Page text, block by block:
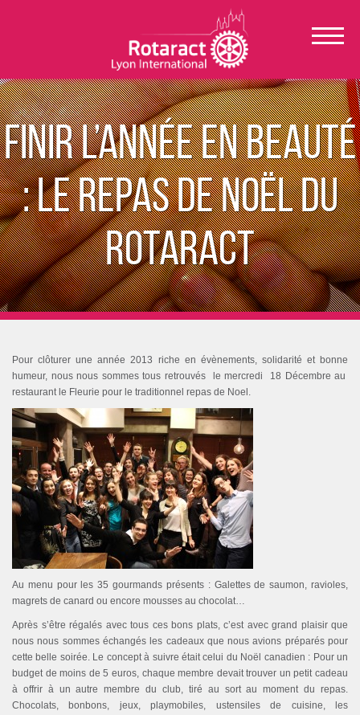
Finir l’année en beauté
: le Repas de Noël du
Rotaract
Pour clôturer une année 2013 riche en évènements, solidarité et bonne
humeur, nous nous sommes tous retrouvés le mercredi 18 Décembre au
restaurant le Fleurie pour le traditionnel repas de Noel.
Au menu pour les 35 gourmands présents : Galettes de saumon, ravioles,
magrets de canard ou encore mousses au chocolat…
Après s’être régalés avec tous ces bons plats, c’est avec grand plaisir que
nous nous sommes échangés les cadeaux que nous avions préparés pour
cette belle soirée. Le concept à suivre était celui du Noël canadien : Pour un
budget de moins de 5 euros, chaque membre devait trouver un petit cadeau
à offrir à un autre membre du club, tiré au sort au moment du repas.
Chocolats, bonbons, jeux, playmobiles, ustensiles de cuisine, les